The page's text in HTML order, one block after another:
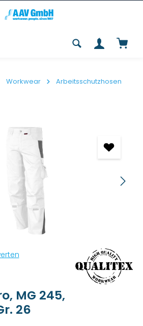
Workwear
Arbeitsschutzhosen
von 0 von 5 Sternen
MG 245,
26